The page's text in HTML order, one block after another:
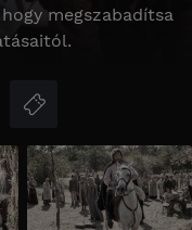
megszabadítsa